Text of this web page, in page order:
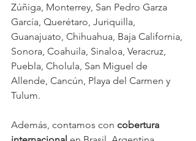
Zúñiga, Monterrey, San Pedro Garza
García, Querétaro, Juriquilla,
Guanajuato, Chihuahua, Baja California,
Sonora, Coahuila, Sinaloa, Veracruz,
Puebla, Cholula, San Miguel de
Allende, Cancún, Playa del Carmen y
Tulum.
Además, contamos con cobertura